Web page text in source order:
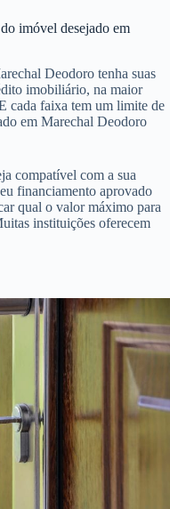
imóvel desejado em
Deodoro tenha suas
imobiliário, na maior
cada faixa tem um limite de
em Marechal Deodoro
compatível com a sua
financiamento aprovado
qual o valor máximo para
instituições oferecem